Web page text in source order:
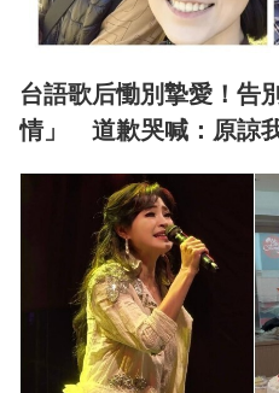
台語歌后慟別摯愛！告
情」 道歉哭喊：原諒